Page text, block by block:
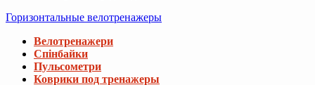
Горизонтальные велотренажеры
Велотренажери
Спінбайки
Пульсометри
Коврики под тренажеры